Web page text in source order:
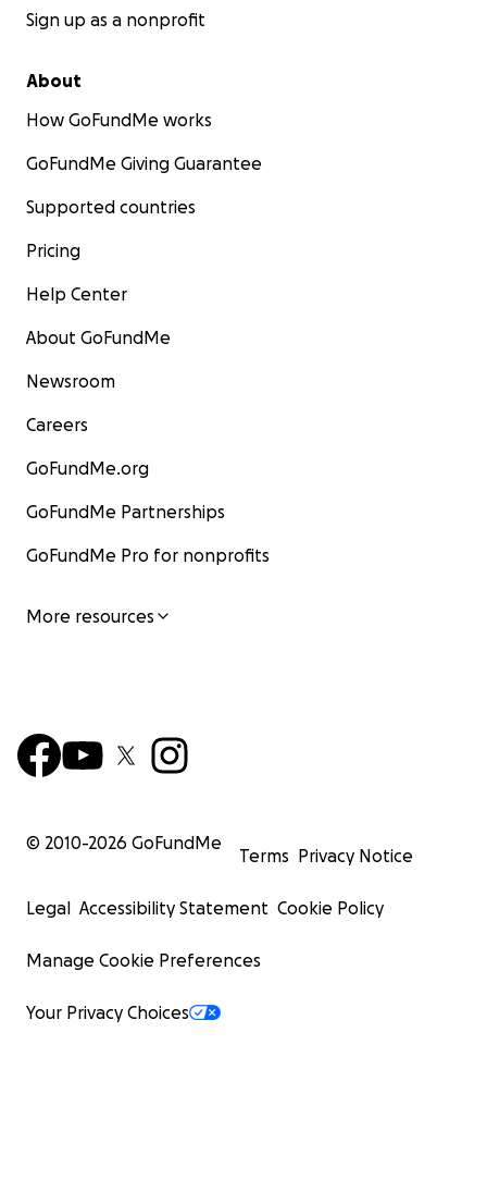
Sign up as a nonprofit
About
How GoFundMe works
GoFundMe Giving Guarantee
Supported countries
Pricing
Help Center
About GoFundMe
Newsroom
Careers
GoFundMe.org
GoFundMe Partnerships
GoFundMe Pro for nonprofits
More resources
© 2010-2026 GoFundMe
Terms Privacy Notice
Legal Accessibility Statement Cookie Policy
Manage Cookie Preferences
Your Privacy Choices